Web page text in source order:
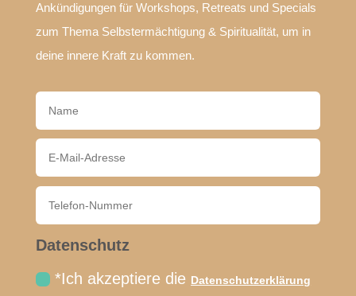
Ankündigungen für Workshops, Retreats und Specials
zum Thema Selbstermächtigung & Spiritualität, um in
deine innere Kraft zu kommen.
Datenschutz
*Ich akzeptiere die Datenschutzerklärung